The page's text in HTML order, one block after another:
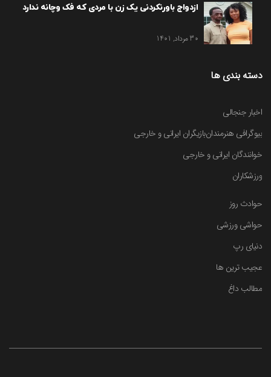
ازدواج باورنکردنی یک زن با مردی که فک وچانه ندارد
30 مرداد, 1401
دسته بندی ها
اخبار جنجالی
بیوگرافی هنرمندانبازیگران ایرانی و خارجی
خوانندگان ایرانی و خارجی
ورزشکاران
حوادث روز
حواشی ورزشی
دنیای رپ
عجیب ترین ها
مطالب داغ